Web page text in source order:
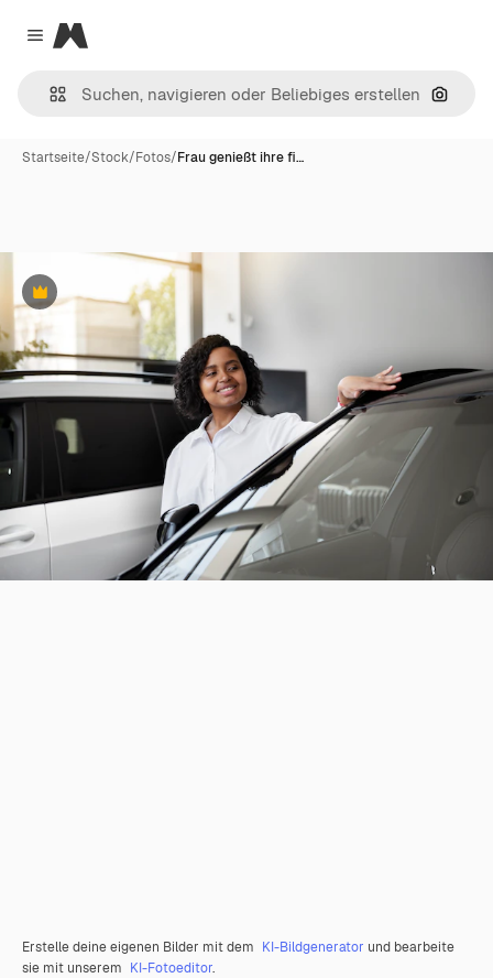
Close menu
Magnific
Nach
Startseite/Stock/Fotos/Frau genießt ihre fi…
Premium
Erstelle deine eigenen Bilder mit dem KI-Bildgenerator und bearbeite
sie mit unserem KI-Fotoeditor.